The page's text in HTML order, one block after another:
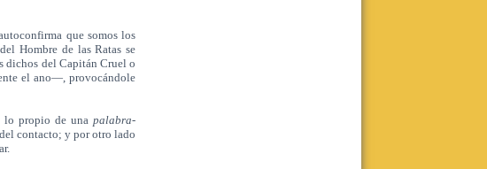
que somos los
Hombre de las Ratas se
dichos del Capitán Cruel o
el ano—, provocándole
lo propio de una palabra-
contacto; y por otro lado